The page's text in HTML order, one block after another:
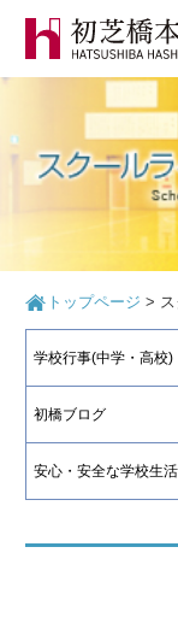
トップページ >
学校行事(中学・高校)
初橋ブログ
安心・安全な学校生活